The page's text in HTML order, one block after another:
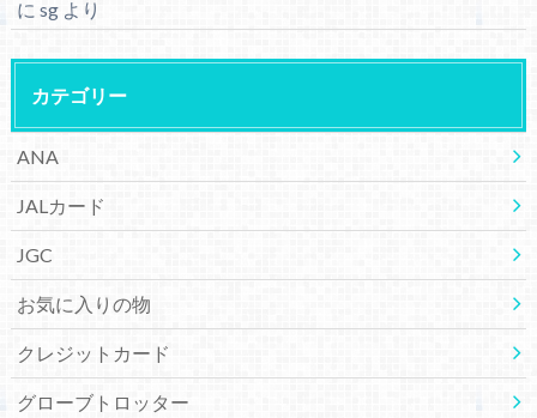
に sgより
カテゴリー
ANA
JALカード
JGC
お気に入りの物
クレジットカード
グローブトロッター